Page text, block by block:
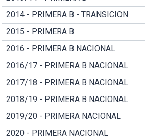
2014 - PRIMERA B - TRANSICION
2015 - PRIMERA B
2016 - PRIMERA B NACIONAL
2016/17 - PRIMERA B NACIONAL
2017/18 - PRIMERA B NACIONAL
2018/19 - PRIMERA B NACIONAL
2019/20 - PRIMERA NACIONAL
2020 - PRIMERA NACIONAL